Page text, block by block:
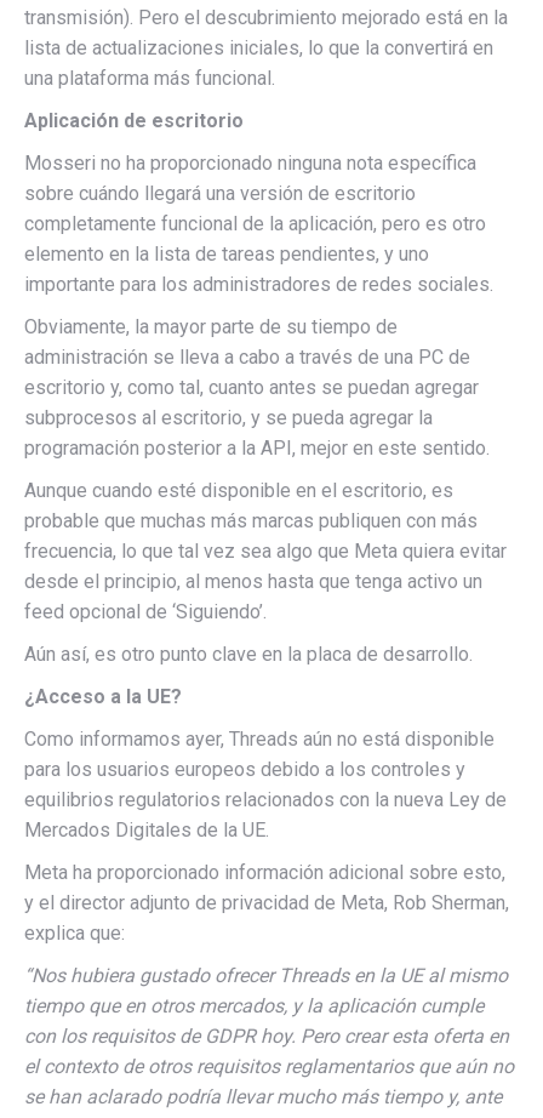
transmisión). Pero el descubrimiento mejorado está en la
lista de actualizaciones iniciales, lo que la convertirá en
una plataforma más funcional.
Aplicación de escritorio
Mosseri no ha proporcionado ninguna nota específica
sobre cuándo llegará una versión de escritorio
completamente funcional de la aplicación, pero es otro
elemento en la lista de tareas pendientes, y uno
importante para los administradores de redes sociales.
Obviamente, la mayor parte de su tiempo de
administración se lleva a cabo a través de una PC de
escritorio y, como tal, cuanto antes se puedan agregar
subprocesos al escritorio, y se pueda agregar la
programación posterior a la API, mejor en este sentido.
Aunque cuando esté disponible en el escritorio, es
probable que muchas más marcas publiquen con más
frecuencia, lo que tal vez sea algo que Meta quiera evitar
desde el principio, al menos hasta que tenga activo un
feed opcional de ‘Siguiendo’.
Aún así, es otro punto clave en la placa de desarrollo.
¿Acceso a la UE?
Como informamos ayer, Threads aún no está disponible
para los usuarios europeos debido a los controles y
equilibrios regulatorios relacionados con la nueva Ley de
Mercados Digitales de la UE.
Meta ha proporcionado información adicional sobre esto,
y el director adjunto de privacidad de Meta, Rob Sherman,
explica que:
“Nos hubiera gustado ofrecer Threads en la UE al mismo
tiempo que en otros mercados, y la aplicación cumple
con los requisitos de GDPR hoy. Pero crear esta oferta en
el contexto de otros requisitos reglamentarios que aún no
se han aclarado podría llevar mucho más tiempo y, ante